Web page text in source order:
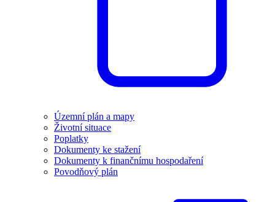
Územní plán a mapy
Životní situace
Poplatky
Dokumenty ke stažení
Dokumenty k finančnímu hospodaření
Povodňový plán